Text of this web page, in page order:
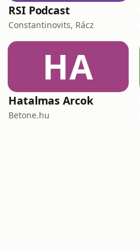
RSI Podcast
Constantinovits, Rácz
HA
Hatalmas Arcok
Betone.hu